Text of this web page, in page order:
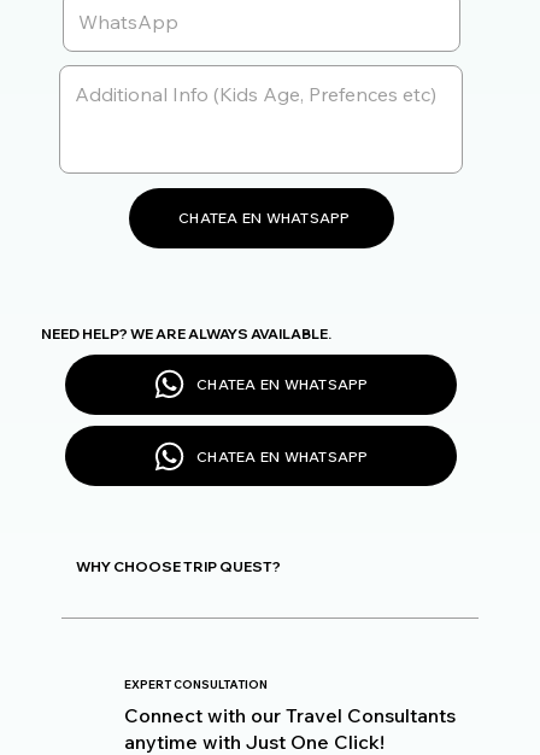
CHATEA EN WHATSAPP
NEED HELP? WE ARE ALWAYS AVAILABLE.
CHATEA EN WHATSAPP
CHATEA EN WHATSAPP
WHY CHOOSE TRIP QUEST?
EXPERT CONSULTATION
Connect with our Travel Consultants
anytime with Just One Click!